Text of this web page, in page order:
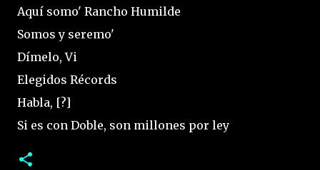
Aquí somo' Rancho Humilde
Somos y seremo'
Dímelo, Vi
Elegidos Récords
Habla, [?]
Si es con Doble, son millones por ley